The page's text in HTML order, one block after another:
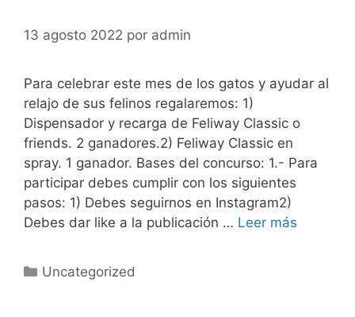
13 agosto 2022 por admin
Para celebrar este mes de los gatos y ayudar al
relajo de sus felinos regalaremos: 1)
Dispensador y recarga de Feliway Classic o
friends. 2 ganadores.2) Feliway Classic en
spray. 1 ganador. Bases del concurso: 1.- Para
participar debes cumplir con los siguientes
pasos: 1) Debes seguirnos en Instagram2)
Debes dar like a la publicación … Leer más
Uncategorized